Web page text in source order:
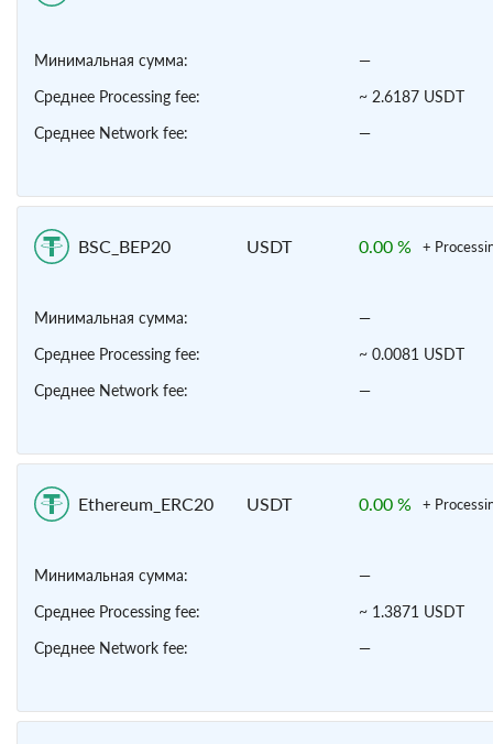
Минимальная сумма:
Среднее Processing fee:
Среднее Network fee:
—
~ 2.6187 USDT
—
BSC_BEP20
Минимальная сумма:
Среднее Processing fee:
Среднее Network fee:
USDT 0.00 % +
—
~ 0.0081 USDT
—
Ethereum_ERC20
Минимальная сумма:
Среднее Processing fee:
Среднее Network fee:
USDT 0.00 % +
—
~ 1.3871 USDT
—